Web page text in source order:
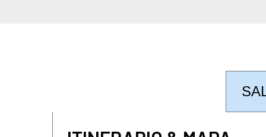
clases de
cánticos y
turistas. Los